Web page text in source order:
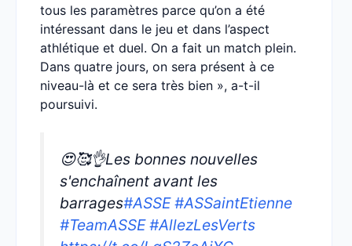
tous les paramètres parce qu’on a été
intéressant dans le jeu et dans l’aspect
athlétique et duel. On a fait un match plein.
Dans quatre jours, on sera présent à ce
niveau-là et ce sera très bien », a-t-il
poursuivi.
😍🥰👌Les bonnes nouvelles
s'enchaînent avant les
barrages#ASSE #ASSaintEtienne
#TeamASSE #AllezLesVerts